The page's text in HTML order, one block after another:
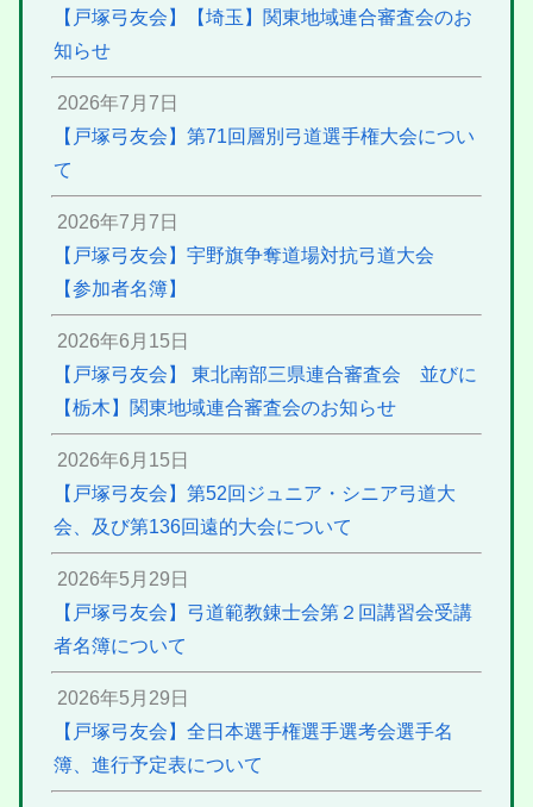
【戸塚弓友会】【埼玉】関東地域連合審査会のお
知らせ
2026年7月7日
【戸塚弓友会】第71回層別弓道選手権大会につい
て
2026年7月7日
【戸塚弓友会】宇野旗争奪道場対抗弓道大会
【参加者名簿】
2026年6月15日
【戸塚弓友会】 東北南部三県連合審査会 並びに
【栃木】関東地域連合審査会のお知らせ
2026年6月15日
【戸塚弓友会】第52回ジュニア・シニア弓道大
会、及び第136回遠的大会について
2026年5月29日
【戸塚弓友会】弓道範教錬士会第２回講習会受講
者名簿について
2026年5月29日
【戸塚弓友会】全日本選手権選手選考会選手名
簿、進行予定表について